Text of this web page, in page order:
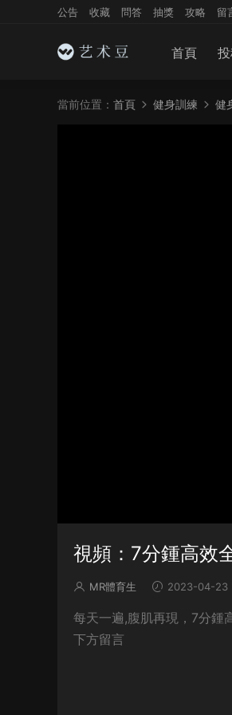
首頁
公告 收藏 問答 抽獎 攻略 留
當前位置： 首頁 健身訓練 健
視頻：7分鍾高效
MR體育生 2023-04-23
每天一遍,腹肌再現，7分鍾
下方留言